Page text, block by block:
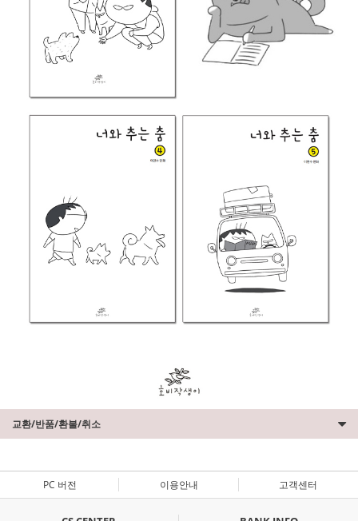
교환/반품/환불/취소
PC 버전 이용안내 고객센터